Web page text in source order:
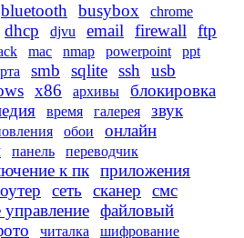
bluetooth busybox
chrome
dhcp djvu email firewall ftp
mac nmap powerpoint
ppt
smb sqlite ssh usb
x86 архивы блокировка
время галерея звук
обои
онлайн
панель
переводчик
к пк приложения
сеть сканер
смс
управление файловый
читалка шифрование